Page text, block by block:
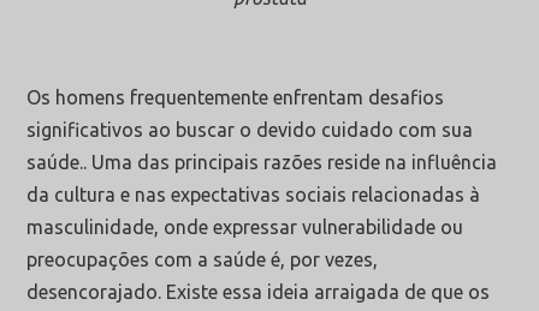
Os homens frequentemente enfrentam desafios
significativos ao buscar o devido cuidado com sua
saúde.. Uma das principais razões reside na influência
da cultura e nas expectativas sociais relacionadas à
masculinidade, onde expressar vulnerabilidade ou
preocupações com a saúde é, por vezes,
desencorajado. Existe essa ideia arraigada de que os